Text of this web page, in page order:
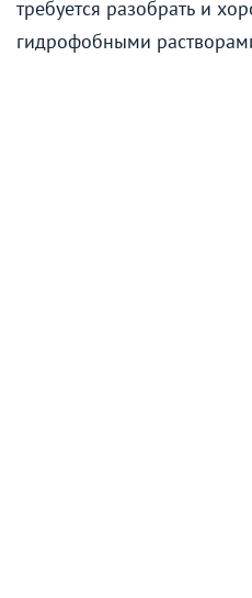
требуется разобрать и
гидрофобными